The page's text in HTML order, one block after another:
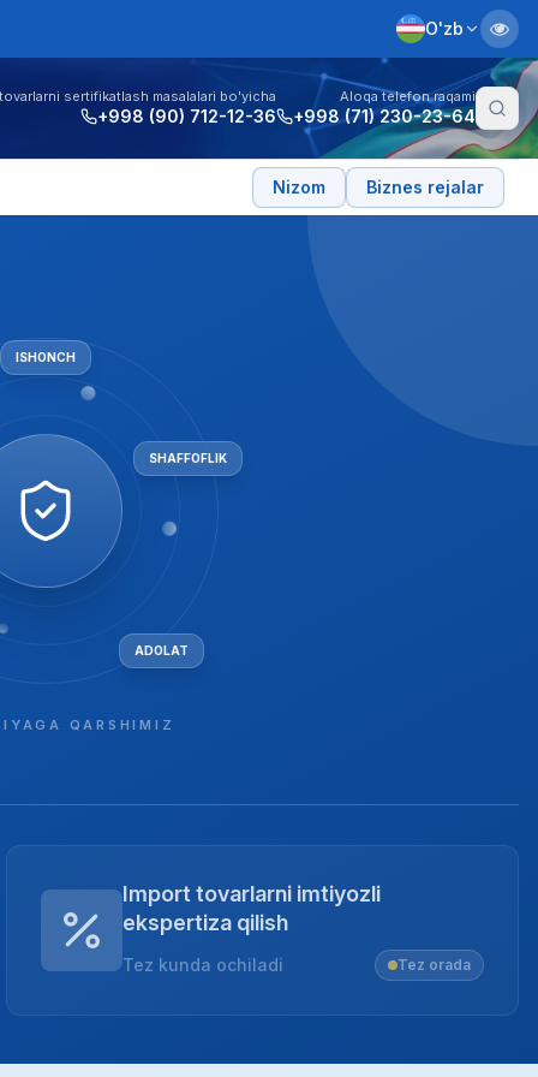
O'zb
sertifikatlash masalalari bo'yicha
+998 (90) 712-12-36
Aloqa telefon raqami
+998 (71) 230-23-64
Nizom Biznes rejalar
ISHONCH
XOLISLI|
ADOLAT
QARSHIMIZ
Import tovarlarni imtiyozli
ekspertiza qilish
Tez kunda ochiladi Tez orada